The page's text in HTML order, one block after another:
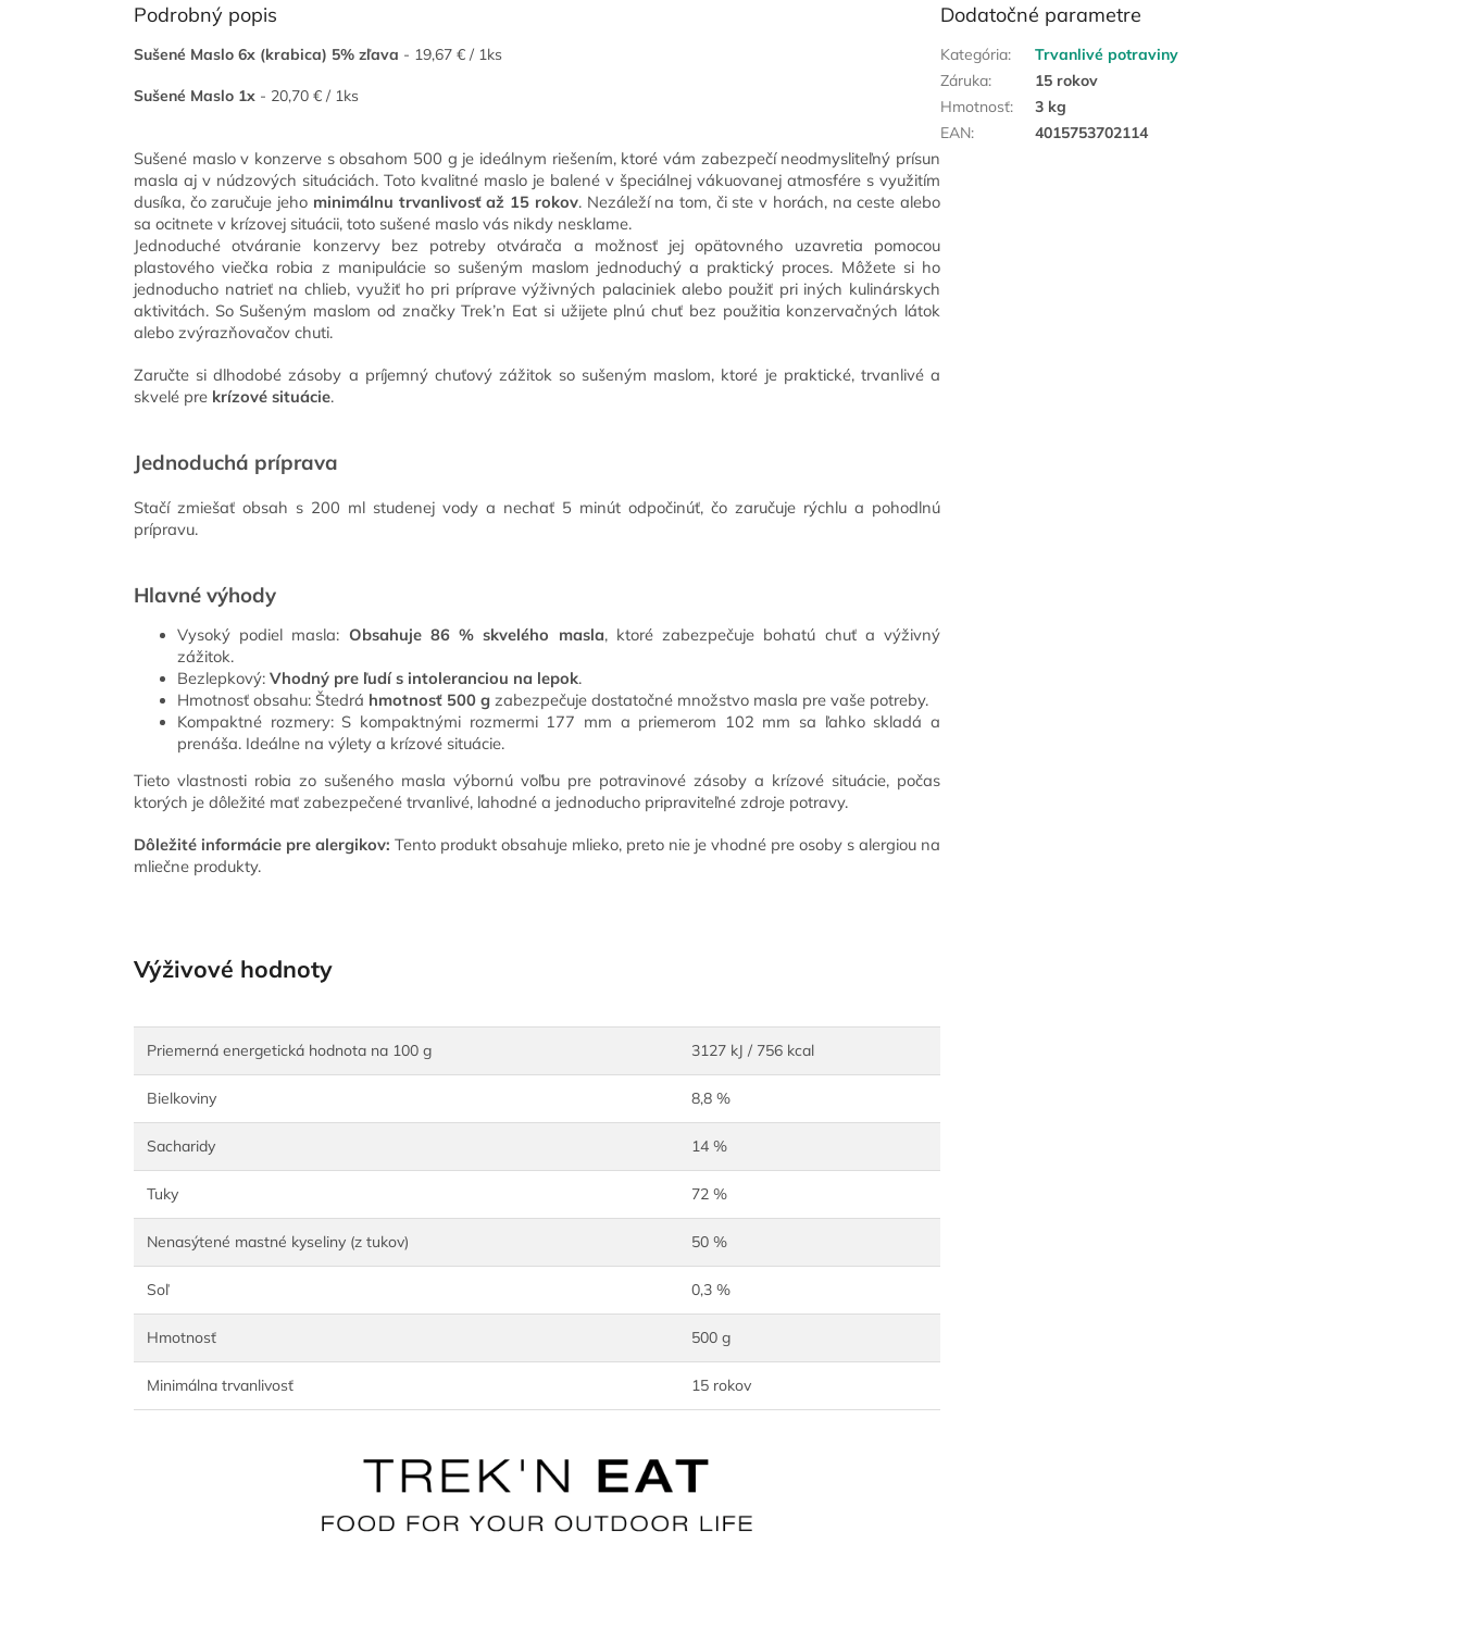
Podrobný popis
Sušené Maslo 6x (krabica) 5% zľava - 19,67 € / 1ks
Sušené Maslo 1x - 20,70 € / 1ks
Sušené maslo v konzerve s obsahom 500 g je ideálnym riešením, ktoré vám zabezpečí neodmysliteľný prísun
masla aj v núdzových situáciách. Toto kvalitné maslo je balené v špeciálnej vákuovanej atmosfére s využitím
dusíka, čo zaručuje jeho minimálnu trvanlivosť až 15 rokov. Nezáleží na tom, či ste v horách, na ceste alebo
sa ocitnete v krízovej situácii, toto sušené maslo vás nikdy nesklame.
Jednoduché otváranie konzervy bez potreby otvárača a možnosť jej opätovného uzavretia pomocou
plastového viečka robia z manipulácie so sušeným maslom jednoduchý a praktický proces. Môžete si ho
jednoducho natrieť na chlieb, využiť ho pri príprave výživných palaciniek alebo použiť pri iných kulinárskych
aktivitách. So Sušeným maslom od značky Trek’n Eat si užijete plnú chuť bez použitia konzervačných látok
alebo zvýrazňovačov chuti.
Zaručte si dlhodobé zásoby a príjemný chuťový zážitok so sušeným maslom, ktoré je praktické, trvanlivé a
skvelé pre krízové situácie.
Jednoduchá príprava
Stačí zmiešať obsah s 200 ml studenej vody a nechať 5 minút odpočinúť, čo zaručuje rýchlu a pohodlnú
prípravu.
Hlavné výhody
Vysoký podiel masla: Obsahuje 86 % skvelého masla, ktoré zabezpečuje bohatú chuť a výživný
zážitok.
Bezlepkový: Vhodný pre ľudí s intoleranciou na lepok.
Hmotnosť obsahu: Štedrá hmotnosť 500 g zabezpečuje dostatočné množstvo masla pre vaše potreby.
Kompaktné rozmery: S kompaktnými rozmermi 177 mm a priemerom 102 mm sa ľahko skladá a
prenáša. Ideálne na výlety a krízové situácie.
Tieto vlastnosti robia zo sušeného masla výbornú voľbu pre potravinové zásoby a krízové situácie, počas
ktorých je dôležité mať zabezpečené trvanlivé, lahodné a jednoducho pripraviteľné zdroje potravy.
Dôležité informácie pre alergikov: Tento produkt obsahuje mlieko, preto nie je vhodné pre osoby s alergiou na
mliečne produkty.
Výživové hodnoty
Priemerná energetická hodnota na 100 g 3127 kJ / 756 kcal
Bielkoviny 8,8 %
Sacharidy 14 %
Tuky 72 %
Nenasýtené mastné kyseliny (z tukov) 50 %
Soľ 0,3 %
Hmotnosť 500 g
Minimálna trvanlivosť 15 rokov
Dodatočné parametre
Kategória:
Trvanlivé potraviny
Záruka:
15 rokov
Hmotnosť:
3 kg
EAN: 4015753702114